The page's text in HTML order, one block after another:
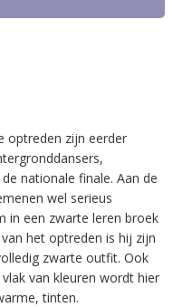
optreden zijn eerder
nationale finale. Aan de
wel serieus
in een zwarte leren broek
het optreden is hij zijn
zwarte outfit. Ook
van kleuren wordt hier
tinten.